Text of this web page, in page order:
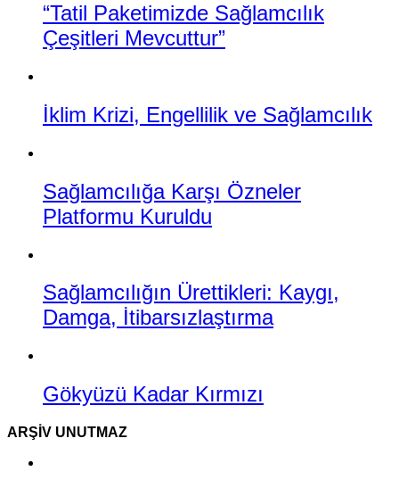
“Tatil Paketimizde Sağlamcılık
Çeşitleri Mevcuttur”
İklim Krizi, Engellilik ve Sağlamcılık
Sağlamcılığa Karşı Özneler
Platformu Kuruldu
Sağlamcılığın Ürettikleri: Kaygı,
Damga, İtibarsızlaştırma
Gökyüzü Kadar Kırmızı
ARŞIV UNUTMAZ